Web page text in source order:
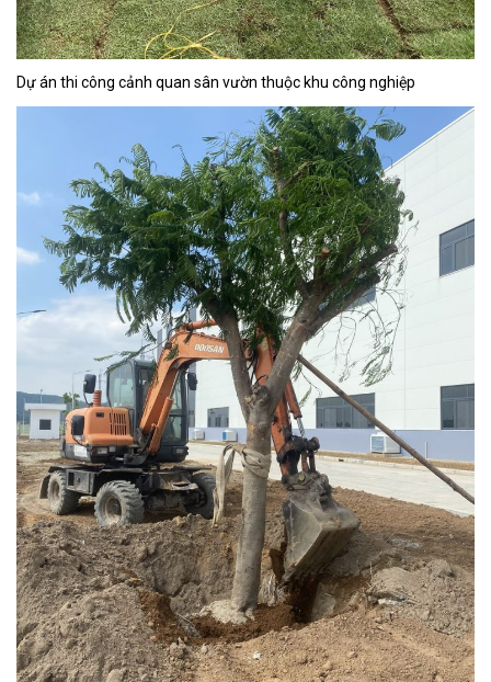
Dự án thi công cảnh quan sân vườn thuộc khu công nghiệp